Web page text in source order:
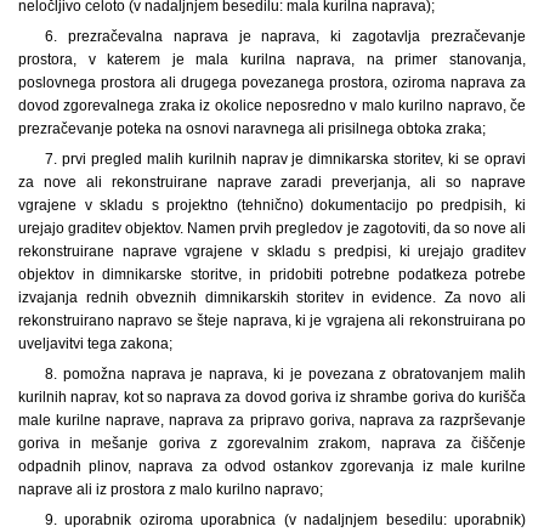
neločljivo celoto (v nadaljnjem besedilu: mala kurilna naprava);
6. prezračevalna naprava je naprava, ki zagotavlja prezračevanje
prostora, v katerem je mala kurilna naprava, na primer stanovanja,
poslovnega prostora ali drugega povezanega prostora, oziroma naprava za
dovod zgorevalnega zraka iz okolice neposredno v malo kurilno napravo, če
prezračevanje poteka na osnovi naravnega ali prisilnega obtoka zraka;
7. prvi pregled malih kurilnih naprav je dimnikarska storitev, ki se opravi
za nove ali rekonstruirane naprave zaradi preverjanja, ali so naprave
vgrajene v skladu s projektno (tehnično) dokumentacijo po predpisih, ki
urejajo graditev objektov. Namen prvih pregledov je zagotoviti, da so nove ali
rekonstruirane naprave vgrajene v skladu s predpisi, ki urejajo graditev
objektov in dimnikarske storitve, in pridobiti potrebne podatkeza potrebe
izvajanja rednih obveznih dimnikarskih storitev in evidence. Za novo ali
rekonstruirano napravo se šteje naprava, ki je vgrajena ali rekonstruirana po
uveljavitvi tega zakona;
8. pomožna naprava je naprava, ki je povezana z obratovanjem malih
kurilnih naprav, kot so naprava za dovod goriva iz shrambe goriva do kurišča
male kurilne naprave, naprava za pripravo goriva, naprava za razprševanje
goriva in mešanje goriva z zgorevalnim zrakom, naprava za čiščenje
odpadnih plinov, naprava za odvod ostankov zgorevanja iz male kurilne
naprave ali iz prostora z malo kurilno napravo;
9. uporabnik oziroma uporabnica (v nadaljnjem besedilu: uporabnik)